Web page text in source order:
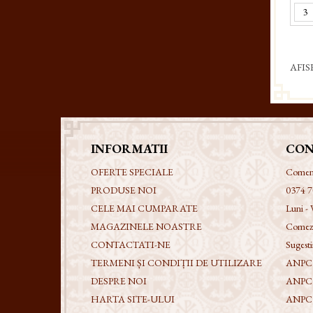
INFORMATII
OFERTE SPECIALE
PRODUSE NOI
CELE MAI CUMPARATE
MAGAZINELE NOASTRE
CONTACTATI-NE
TERMENI ȘI CONDIȚII DE UTILIZARE
DESPRE NOI
HARTA SITE-ULUI
0374
Luni -
ANPC